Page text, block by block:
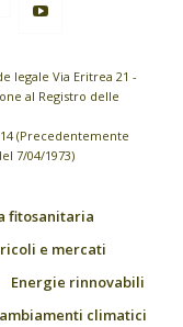
legale Via Eritrea 21 -
al Registro delle
(Precedentemente
7/04/1973)
fitosanitaria
e mercati
Energie rinnovabili
climatici